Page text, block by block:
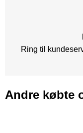
Ring til
Andre købte